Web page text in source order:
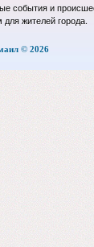
события и
жителей города.
© 2026